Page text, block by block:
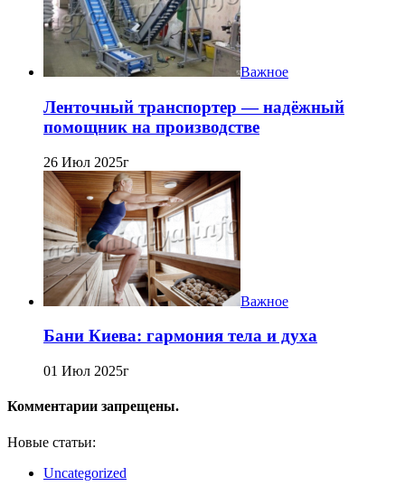
Важное
Ленточный транспортер — надёжный
помощник на производстве
26 Июл 2025г
Важное
Бани Киева: гармония тела и духа
01 Июл 2025г
Комментарии запрещены.
Новые статьи:
Uncategorized